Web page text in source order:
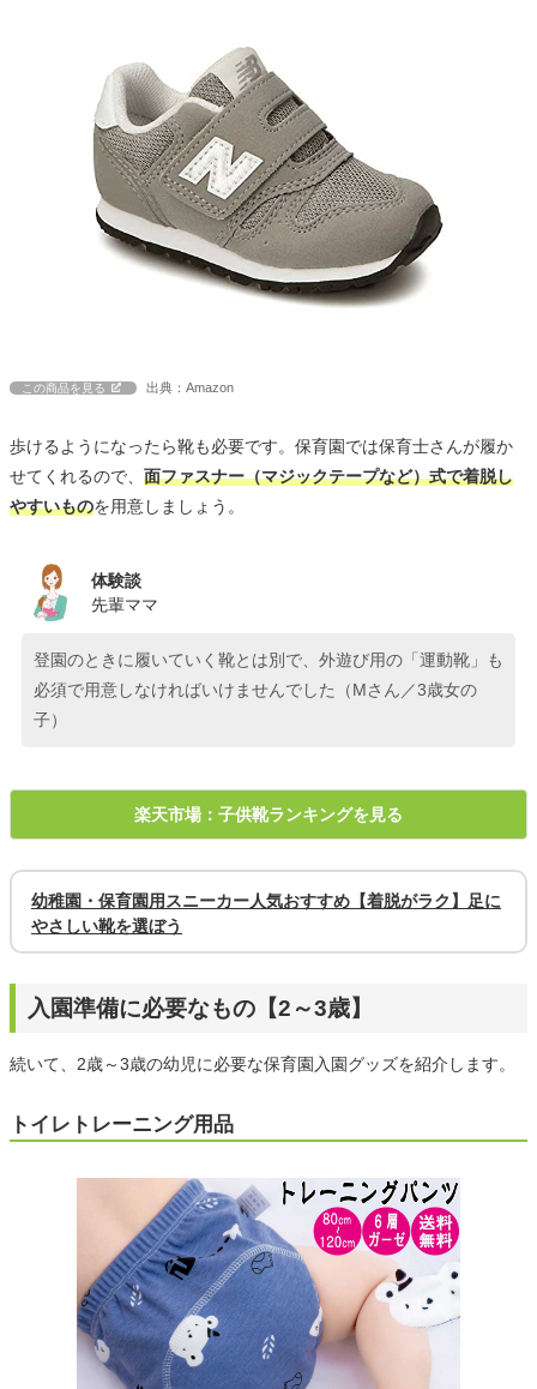
この商品を見る 出典：Amazon
歩けるようになったら靴も必要です。保育園では保育士さんが履か
せてくれるので、 面ファスナー（マジックテープなど）式で着脱し
やすいものを用意しましょう。
体験談
先輩ママ
登園のときに履いていく靴とは別で、外遊び用の「運動靴」も
必須で用意しなければいけませんでした（Mさん／3歳女の
子）
楽天市場：子供靴ランキングを見る
幼稚園・保育園用スニーカー人気おすすめ【着脱がラク】足に
やさしい靴を選ぼう
入園準備に必要なもの【2～3歳】
続いて、2歳～3歳の幼児に必要な保育園入園グッズを紹介します。
トイレトレーニング用品